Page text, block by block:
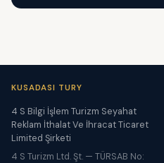
KUSADASI TURY
4 S Bilgi İşlem Turizm Seyahat
Reklam İthalat Ve İhracat Ticaret
Limited Şirketi
4 S Turizm Ltd. Şt. — TÜRSAB No: